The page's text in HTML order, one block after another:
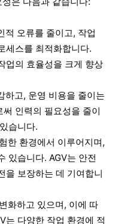
적 오류를 줄이고, 작업
세스를 최적화합니다.
업의 효율성을 크게 향상
하고, 운영 비용을 줄이는
인력의 필요성을 줄이
습니다.
한 환경에서 이루어지며,
있습니다. AGV는 안전
을 보장하는 데 기여합니
화하고 있으며, 이에 따
는 다양한 작업 환경에 적